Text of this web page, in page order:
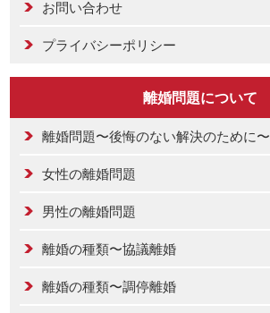
お問い合わせ
プライバシーポリシー
離婚問題について
離婚問題〜後悔のない解決のために〜
女性の離婚問題
男性の離婚問題
離婚の種類〜協議離婚
離婚の種類〜調停離婚